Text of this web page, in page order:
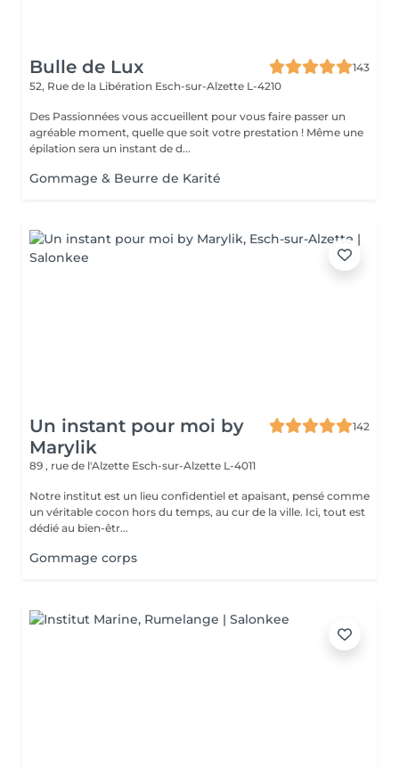
Bulle de Lux
143
52, Rue de la Libération Esch-sur-Alzette L-4210
Des Passionnées vous accueillent pour vous faire passer un
agréable moment, quelle que soit votre prestation ! Même une
épilation sera un instant de d...
Gommage & Beurre de Karité
Un instant pour moi by
Marylik
142
89 , rue de l'Alzette Esch-sur-Alzette L-4011
Notre institut est un lieu confidentiel et apaisant, pensé comme
un véritable cocon hors du temps, au cur de la ville. Ici, tout est
dédié au bien-êtr...
Gommage corps